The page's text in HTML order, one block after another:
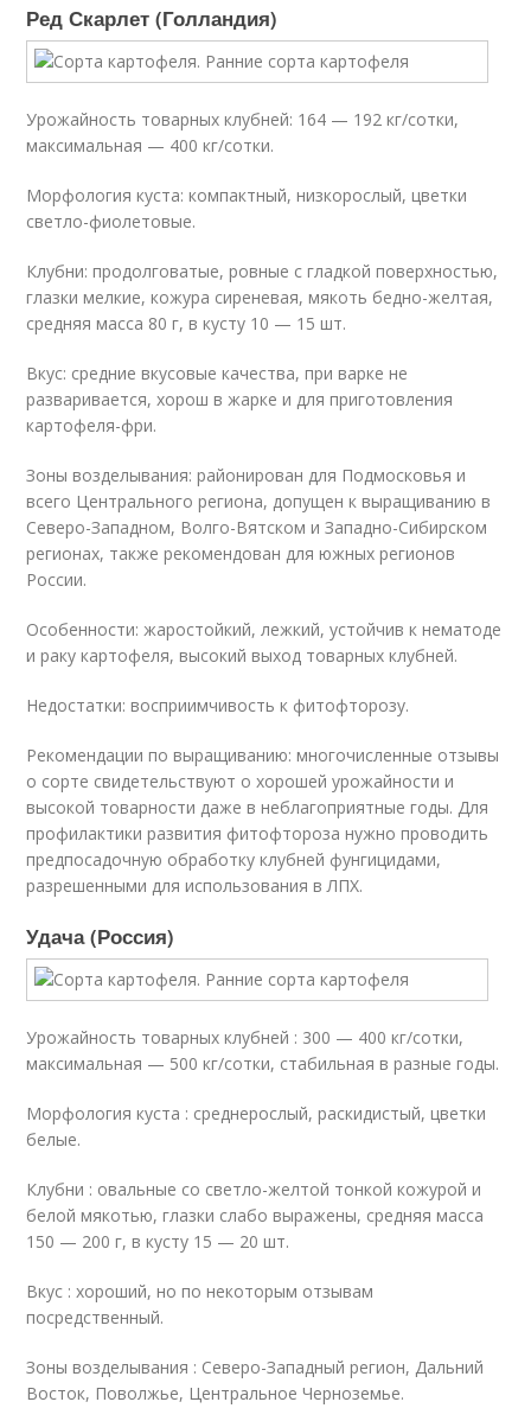
Ред Скарлет (Голландия)
Урожайность товарных клубней: 164 — 192 кг/сотки,
максимальная — 400 кг/сотки.
Морфология куста: компактный, низкорослый, цветки
светло-фиолетовые.
Клубни: продолговатые, ровные с гладкой поверхностью,
глазки мелкие, кожура сиреневая, мякоть бедно-желтая,
средняя масса 80 г, в кусту 10 — 15 шт.
Вкус: средние вкусовые качества, при варке не
разваривается, хорош в жарке и для приготовления
картофеля-фри.
Зоны возделывания: районирован для Подмосковья и
всего Центрального региона, допущен к выращиванию в
Северо-Западном, Волго-Вятском и Западно-Сибирском
регионах, также рекомендован для южных регионов
России.
Особенности: жаростойкий, лежкий, устойчив к нематоде
и раку картофеля, высокий выход товарных клубней.
Недостатки: восприимчивость к фитофторозу.
Рекомендации по выращиванию: многочисленные отзывы
о сорте свидетельствуют о хорошей урожайности и
высокой товарности даже в неблагоприятные годы. Для
профилактики развития фитофтороза нужно проводить
предпосадочную обработку клубней фунгицидами,
разрешенными для использования в ЛПХ.
Удача (Россия)
Урожайность товарных клубней : 300 — 400 кг/сотки,
максимальная — 500 кг/сотки, стабильная в разные годы.
Морфология куста : среднерослый, раскидистый, цветки
белые.
Клубни : овальные со светло-желтой тонкой кожурой и
белой мякотью, глазки слабо выражены, средняя масса
150 — 200 г, в кусту 15 — 20 шт.
Вкус : хороший, но по некоторым отзывам
посредственный.
Зоны возделывания : Северо-Западный регион, Дальний
Восток, Поволжье, Центральное Черноземье.